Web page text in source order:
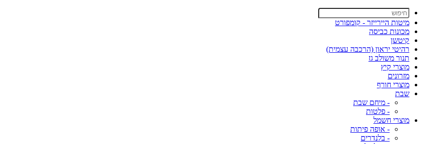
מיטות היירייזר - קומפורט
מכונות כביסה
קיטשן
רהיטי יראון (הרכבה עצמית)
תנור משולב גז
מוצרי קיץ
מזרונים
מוצרי חורף
שבת
- מיחם שבת
- פלטות
מוצרי חשמל
- אופה פיתות
- בלנדרים